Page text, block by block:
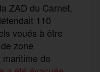
ZAD du Carnet,
110
voués à être
zone
de